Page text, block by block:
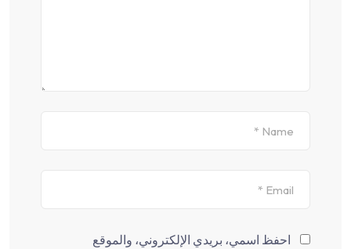
احفظ اسمي، بريدي الإلكتروني، والموقع